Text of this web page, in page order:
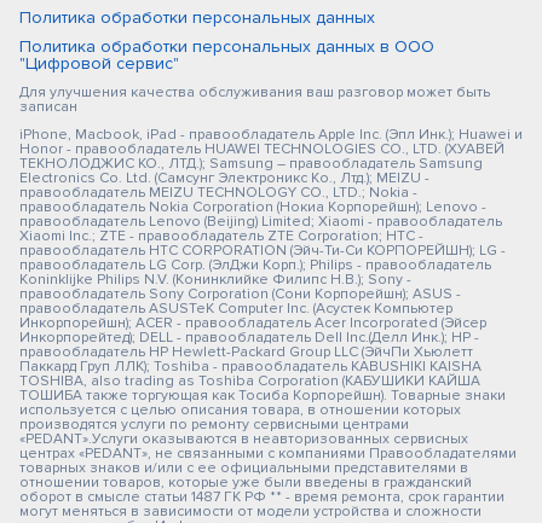
Политика обработки персональных данных
Политика обработки персональных данных в ООО
"Цифровой сервис"
Для улучшения качества обслуживания ваш разговор может быть
записан
iPhone, Macbook, iPad - правообладатель Apple Inc. (Эпл Инк.); Huawei и
Honor - правообладатель HUAWEI TECHNOLOGIES CO., LTD. (ХУАВЕЙ
ТЕКНОЛОДЖИС КО., ЛТД.); Samsung – правообладатель Samsung
Electronics Co. Ltd. (Самсунг Электроникс Ко., Лтд.); MEIZU -
правообладатель MEIZU TECHNOLOGY CO., LTD.; Nokia -
правообладатель Nokia Corporation (Нокиа Корпорейшн); Lenovo -
правообладатель Lenovo (Beijing) Limited; Xiaomi - правообладатель
Xiaomi Inc.; ZTE - правообладатель ZTE Corporation; HTC -
правообладатель HTC CORPORATION (Эйч-Ти-Си КОРПОРЕЙШН); LG -
правообладатель LG Corp. (ЭлДжи Корп.); Philips - правообладатель
Koninklijke Philips N.V. (Конинклийке Филипс Н.В.); Sony -
правообладатель Sony Corporation (Сони Корпорейшн); ASUS -
правообладатель ASUSTeK Computer Inc. (Асустек Компьютер
Инкорпорейшн); ACER - правообладатель Acer Incorporated (Эйсер
Инкорпорейтед); DELL - правообладатель Dell Inc.(Делл Инк.); HP -
правообладатель HP Hewlett-Packard Group LLC (ЭйчПи Хьюлетт
Паккард Груп ЛЛК); Toshiba - правообладатель KABUSHIKI KAISHA
TOSHIBA, also trading as Toshiba Corporation (КАБУШИКИ КАЙША
ТОШИБА также торгующая как Тосиба Корпорейшн). Товарные знаки
используется с целью описания товара, в отношении которых
производятся услуги по ремонту сервисными центрами
«PEDANT».Услуги оказываются в неавторизованных сервисных
центрах «PEDANT», не связанными с компаниями Правообладателями
товарных знаков и/или с ее официальными представителями в
отношении товаров, которые уже были введены в гражданский
оборот в смысле статьи 1487 ГК РФ ** - время ремонта, срок гарантии
могут меняться в зависимости от модели устройства и сложности